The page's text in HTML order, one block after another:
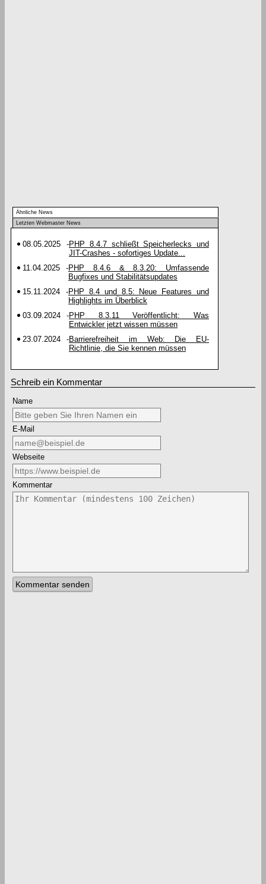
Ähnliche News
Letzten Webmaster News
08.05.2025 -PHP 8.4.7 schließt Speicherlecks und
JIT-Crashes - sofortiges Update...
11.04.2025
-PHP 8.4.6 & 8.3.20: Umfassende
Bugfixes und Stabilitätsupdates
15.11.2024
-PHP 8.4 und 8.5: Neue Features und
Highlights im Überblick
03.09.2024
-PHP 8.3.11 Veröffentlicht: Was
Entwickler jetzt wissen müssen
23.07.2024
-Barrierefreiheit im Web: Die EU-
Richtlinie, die Sie kennen müssen
Schreib ein Kommentar
Name
E-Mail
Webseite
Kommentar